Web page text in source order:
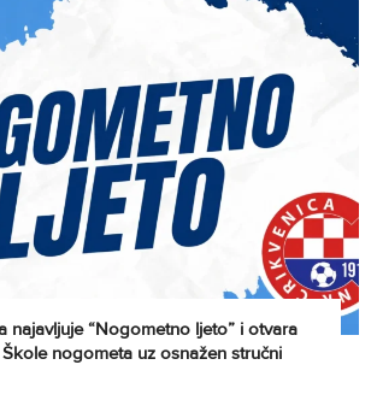
najavljuje “Nogometno ljeto” i otvara
nogometa uz osnažen stručni